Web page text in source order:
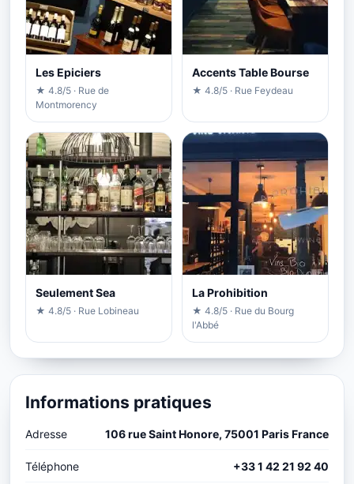
Les Epiciers
★ 4.8/5 · Rue de
Montmorency
Accents Table Bourse
★ 4.8/5 · Rue Feydeau
Seulement Sea
★ 4.8/5 · Rue Lobineau
La Prohibition
★ 4.8/5 · Rue du Bourg
l'Abbé
Informations pratiques
Adresse 106 rue Saint Honore, 75001 Paris France
Téléphone +33 1 42 21 92 40